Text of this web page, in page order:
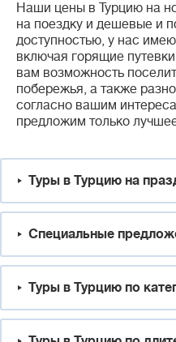
Наши цены в Турцию на
на поездку и дешевые и
доступностью, у нас
включая горящие
вам возможность
побережья, а также
согласно вашим
предложим только
Туры в Турцию на
Специальные
Туры в Турцию по